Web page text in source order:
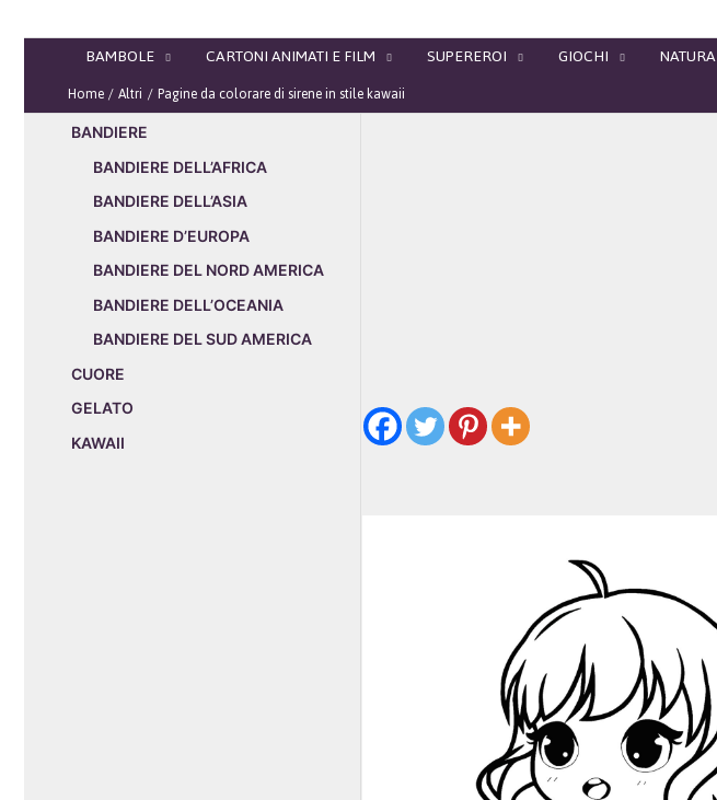
BAMBOLE CARTONI ANIMATI E FILM SUPEREROI GIOCHI NATURA
Home Altri Pagine da colorare di sirene in stile kawaii
BANDIERE
BANDIERE DELL’AFRICA
BANDIERE DELL’ASIA
BANDIERE D’EUROPA
BANDIERE DEL NORD AMERICA
BANDIERE DELL’OCEANIA
BANDIERE DEL SUD AMERICA
CUORE
GELATO
KAWAII